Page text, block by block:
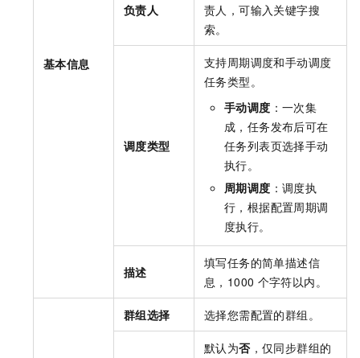
基本信息
负责人
责人，可输入关键字搜
索。
调度类型
支持周期调度和手动调度
任务类型。
手动调度 ：一次集
成，任务发布后可在
任务列表页选择手动
执行。
周期调度 ：调度执
行，根据配置周期调
度执行。
描述
填写任务的简单描述信
息，1000 个字符以内。
群组选择 选择您需配置的群组。
默认为否，仅同步群组的